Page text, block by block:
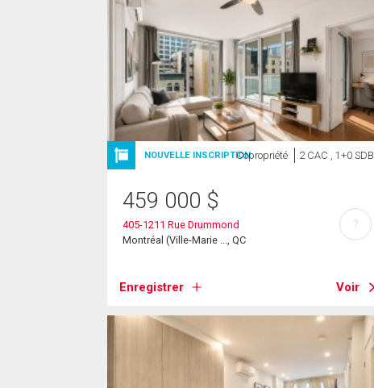
NOUVELLE INSCRIPTIONCopropriété 2 CAC , 1+0 SDB
459 000 $
405-1211 Rue Drummond
Montréal (Ville-Marie ..., QC
Enregistrer Voir
?